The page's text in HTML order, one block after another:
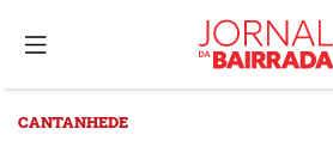
CANTANHEDE